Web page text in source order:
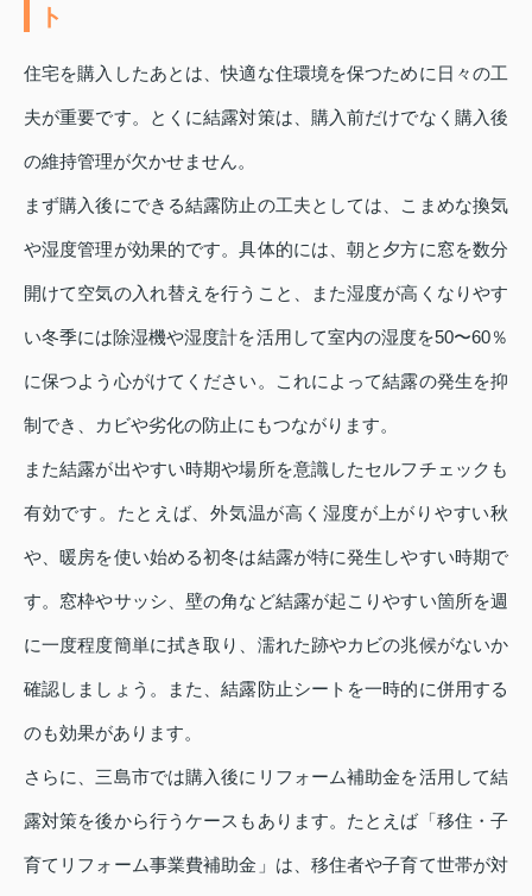
ト
住宅を購入したあとは、快適な住環境を保つために日々の工
夫が重要です。とくに結露対策は、購入前だけでなく購入後
の維持管理が欠かせません。
まず購入後にできる結露防止の工夫としては、こまめな換気
や湿度管理が効果的です。具体的には、朝と夕方に窓を数分
開けて空気の入れ替えを行うこと、また湿度が高くなりやす
い冬季には除湿機や湿度計を活用して室内の湿度を50〜60％
に保つよう心がけてください。これによって結露の発生を抑
制でき、カビや劣化の防止にもつながります。
また結露が出やすい時期や場所を意識したセルフチェックも
有効です。たとえば、外気温が高く湿度が上がりやすい秋
や、暖房を使い始める初冬は結露が特に発生しやすい時期で
す。窓枠やサッシ、壁の角など結露が起こりやすい箇所を週
に一度程度簡単に拭き取り、濡れた跡やカビの兆候がないか
確認しましょう。また、結露防止シートを一時的に併用する
のも効果があります。
さらに、三島市では購入後にリフォーム補助金を活用して結
露対策を後から行うケースもあります。たとえば「移住・子
育てリフォーム事業費補助金」は、移住者や子育て世帯が対